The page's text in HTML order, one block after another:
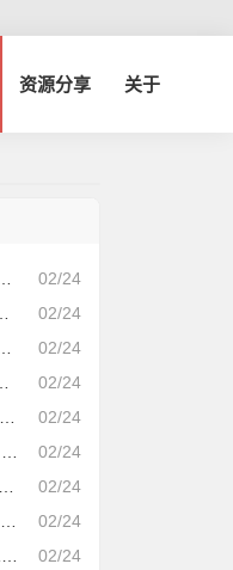
资源分享 关于
02/24
02/24
02/24
02/24
02/24
02/24
02/24
02/24
02/24